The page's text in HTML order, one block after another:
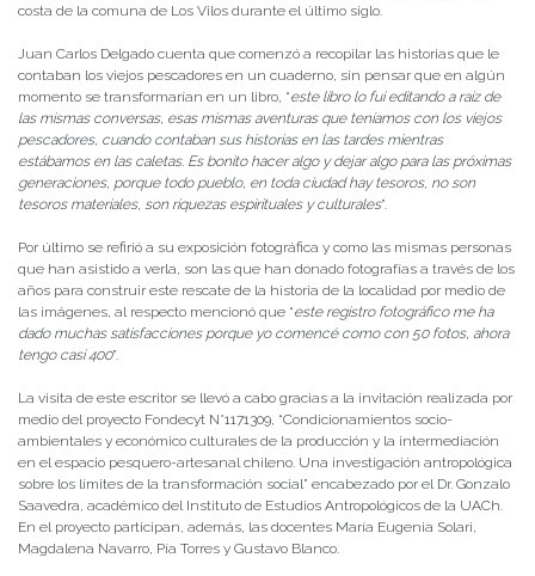
costa de la comuna de Los Vilos durante el último siglo.
Juan Carlos Delgado cuenta que comenzó a recopilar las historias que le
contaban los viejos pescadores en un cuaderno, sin pensar que en algún
momento se transformarían en un libro, “este libro lo fui editando a raíz de
las mismas conversas, esas mismas aventuras que teníamos con los viejos
pescadores, cuando contaban sus historias en las tardes mientras
estábamos en las caletas. Es bonito hacer algo y dejar algo para las próximas
generaciones, porque todo pueblo, en toda ciudad hay tesoros, no son
tesoros materiales, son riquezas espirituales y culturales”.
Por último se refirió a su exposición fotográfica y como las mismas personas
que han asistido a verla, son las que han donado fotografías a través de los
años para construir este rescate de la historia de la localidad por medio de
las imágenes, al respecto mencionó que “este registro fotográfico me ha
dado muchas satisfacciones porque yo comencé como con 50 fotos, ahora
tengo casi 400”.
La visita de este escritor se llevó a cabo gracias a la invitación realizada por
medio del proyecto Fondecyt N°1171309, “Condicionamientos socio-
ambientales y económico culturales de la producción y la intermediación
en el espacio pesquero-artesanal chileno. Una investigación antropológica
sobre los límites de la transformación social” encabezado por el Dr. Gonzalo
Saavedra, académico del Instituto de Estudios Antropológicos de la UACh.
En el proyecto participan, además, las docentes María Eugenia Solari,
Magdalena Navarro, Pía Torres y Gustavo Blanco.